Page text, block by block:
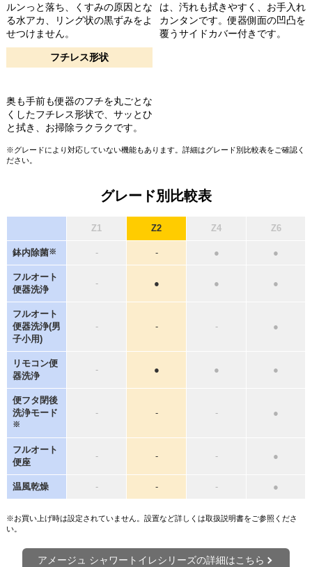
ルンっと落ち、くすみの原因とな
る水アカ、リング状の黒ずみをよ
せつけません。
は、汚れも拭きやすく、お手入れ
カンタンです。便器側面の凹凸を
覆うサイドカバー付きです。
フチレス形状
奥も手前も便器のフチを丸ごとな
くしたフチレス形状で、サッとひ
と拭き、お掃除ラクラクです。
※グレードにより対応していない機能もあります。詳細はグレード別比較表をご確認く
ださい。
グレード別比較表
Z1 Z2 Z4 Z6
鉢内除菌※ - - ● ●
フルオート
便器洗浄
- ● ● ●
フルオート
便器洗浄(男
子小用)
- - - ●
リモコン便
器洗浄
- ● ● ●
便フタ閉後
洗浄モード
※
- - - ●
フルオート
便座
- - - ●
温風乾燥 - - - ●
※お買い上げ時は設定されていません。設置など詳しくは取扱説明書をご参照くださ
い。
アメージュ シャワートイレシリーズの詳細はこちら